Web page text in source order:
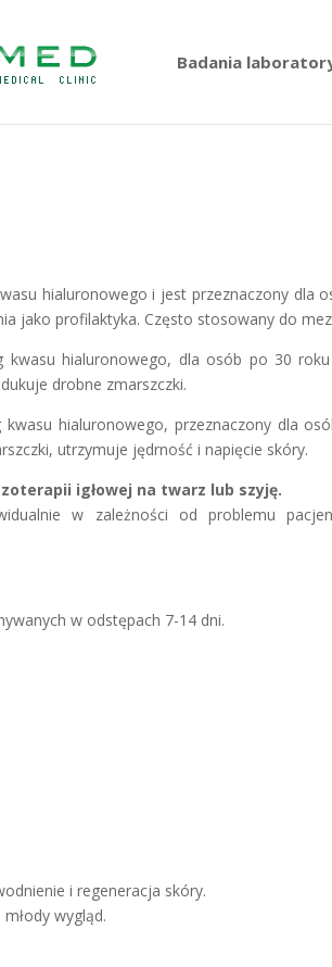
Badania
hialuronowego i jest przeznaczony dla
jako profilaktyka. Często stosowany do
kwasu hialuronowego, dla osób po 30
drobne zmarszczki.
hialuronowego, przeznaczony dla
utrzymuje jędrność i napięcie skóry.
igłowej na twarz lub szyję.
w zależności od problemu
w odstępach 7-14 dni.
i regeneracja skóry.
wygląd.